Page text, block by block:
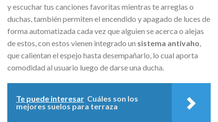
y escuchar tus canciones favoritas mientras te arreglas o
duchas, también permiten el encendido y apagado de luces de
forma automatizada cada vez que alguien se acerca o alejas
de estos, con estos vienen integrado un sistema antivaho,
que calientan el espejo hasta desempañarlo, lo cual aporta
comodidad al usuario luego de darse una ducha.
Te puede interesar Cuáles son los
mejores suelos para terraza